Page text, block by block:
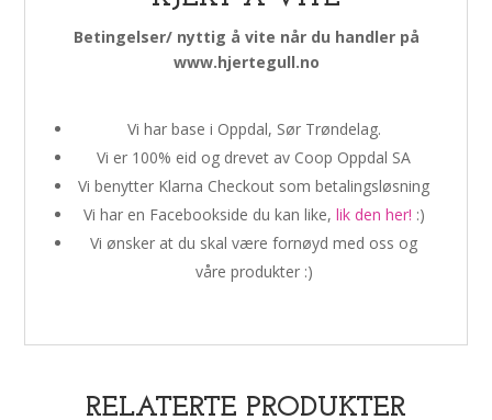
Betingelser/ nyttig å vite når du handler på
www.hjertegull.no
Vi har base i Oppdal, Sør Trøndelag.
Vi er 100% eid og drevet av Coop Oppdal SA
Vi benytter Klarna Checkout som betalingsløsning
Vi har en Facebookside du kan like, lik den her! :)
Vi ønsker at du skal være fornøyd med oss og
våre produkter :)
RELATERTE PRODUKTER